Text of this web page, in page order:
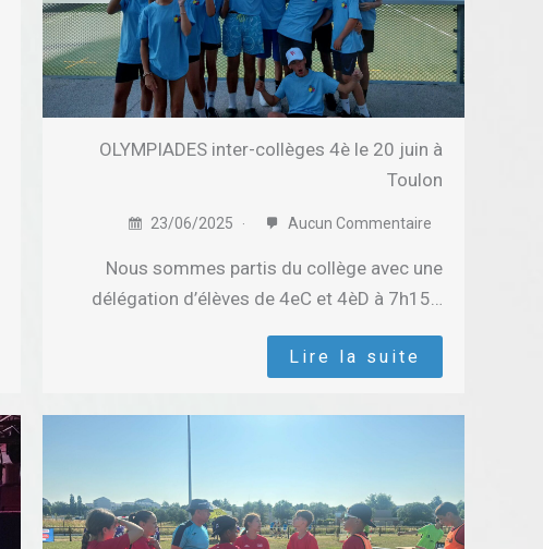
OLYMPIADES inter-collèges 4è le 20 juin à
Toulon
23/06/2025 Aucun Commentaire
Nous sommes partis du collège avec une
délégation d’élèves de 4eC et 4èD à 7h15…
Lire la suite